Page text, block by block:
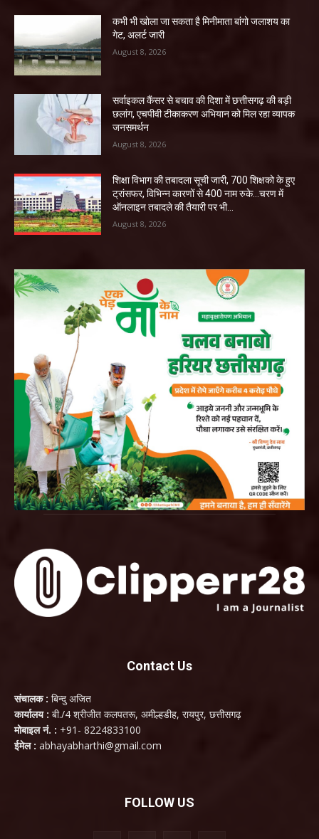
कभी भी खोला जा सकता है मिनीमाता बांगो जलाशय का
गेट, अलर्ट जारी
August 8, 2026
सर्वाइकल कैंसर से बचाव की दिशा में छत्तीसगढ़ की बड़ी
छलांग, एचपीवी टीकाकरण अभियान को मिल रहा व्यापक
जनसमर्थन
August 8, 2026
शिक्षा विभाग की तबादला सूची जारी, 700 शिक्षको के हुए
ट्रांसफर, विभिन्न कारणों से 400 नाम रुके…चरण में
ऑनलाइन तबादले की तैयारी पर भी...
August 8, 2026
Contact Us
संचालक : बिन्दु अजित
कार्यालय : बी./4 श्रीजीत कलपतरू, अमील्हडीह, रायपुर, छत्तीसगढ़
मोबाइल नं. : +91- 8224833100
ईमेल : abhayabharthi@gmail.com
FOLLOW US